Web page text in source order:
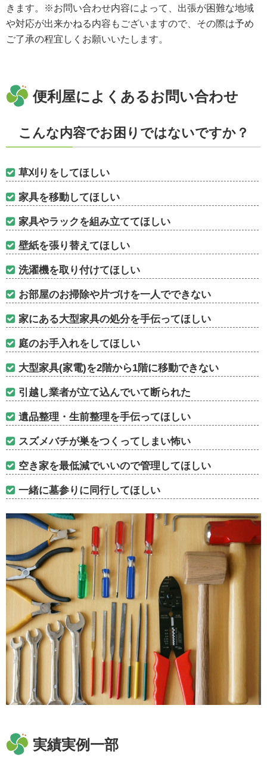
きます。※お問い合わせ内容によって、出張が困難な地域
や対応が出来かねる内容もございますので、その際は予め
ご了承の程宜しくお願いいたします。
便利屋によくあるお問い合わせ
こんな内容でお困りではないですか？
草刈りをしてほしい
家具を移動してほしい
家具やラックを組み立ててほしい
壁紙を張り替えてほしい
洗濯機を取り付けてほしい
お部屋のお掃除や片づけを一人でできない
家にある大型家具の処分を手伝ってほしい
庭のお手入れをしてほしい
大型家具(家電)を2階から1階に移動できない
引越し業者が立て込んでいて断られた
遺品整理・生前整理を手伝ってほしい
スズメバチが巣をつくってしまい怖い
空き家を最低減でいいので管理してほしい
一緒に墓参りに同行してほしい
実績実例一部